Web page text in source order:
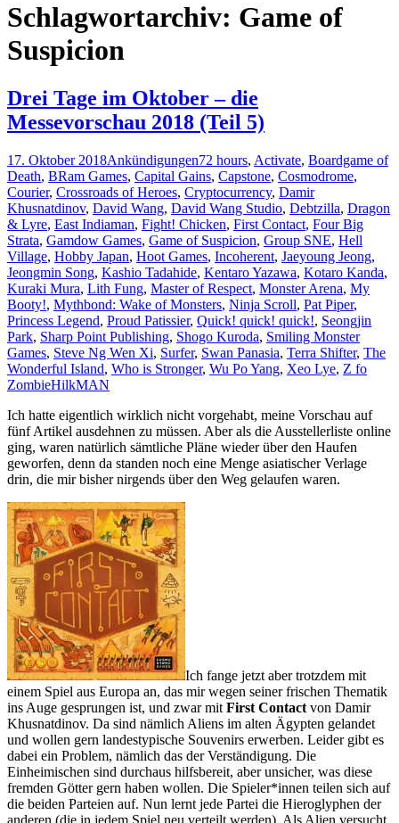
Schlagwortarchiv: Game of
Suspicion
Drei Tage im Oktober – die
Messevorschau 2018 (Teil 5)
17. Oktober 2018Ankündigungen72 hours, Activate, Boardgame of
Death, BRam Games, Capital Gains, Capstone, Cosmodrome,
Courier, Crossroads of Heroes, Cryptocurrency, Damir
Khusnatdinov, David Wang, David Wang Studio, Debtzilla, Dragon
& Lyre, East Indiaman, Fight! Chicken, First Contact, Four Big
Strata, Gamdow Games, Game of Suspicion, Group SNE, Hell
Village, Hobby Japan, Hoot Games, Incoherent, Jaeyoung Jeong,
Jeongmin Song, Kashio Tadahide, Kentaro Yazawa, Kotaro Kanda,
Kuraki Mura, Lith Fung, Master of Respect, Monster Arena, My
Booty!, Mythbond: Wake of Monsters, Ninja Scroll, Pat Piper,
Princess Legend, Proud Patissier, Quick! quick! quick!, Seongjin
Park, Sharp Point Publishing, Shogo Kuroda, Smiling Monster
Games, Steve Ng Wen Xi, Surfer, Swan Panasia, Terra Shifter, The
Wonderful Island, Who is Stronger, Wu Po Yang, Xeo Lye, Z fo
ZombieHilkMAN
Ich hatte eigentlich wirklich nicht vorgehabt, meine Vorschau auf
fünf Artikel ausdehnen zu müssen. Aber als die Ausstellerliste online
ging, waren natürlich sämtliche Pläne wieder über den Haufen
geworfen, denn da standen noch eine Menge asiatischer Verlage
drin, die mir bisher nirgends über den Weg gelaufen waren.
Ich fange jetzt aber trotzdem mit
einem Spiel aus Europa an, das mir wegen seiner frischen Thematik
ins Auge gesprungen ist, und zwar mit First Contact von Damir
Khusnatdinov. Da sind nämlich Aliens im alten Ägypten gelandet
und wollen gern landestypische Souvenirs erwerben. Leider gibt es
dabei ein Problem, nämlich das der Verständigung. Die
Einheimischen sind durchaus hilfsbereit, aber unsicher, was diese
fremden Götter gern haben wollen. Die Spieler*innen teilen sich auf
die beiden Parteien auf. Nun lernt jede Partei die Hieroglyphen der
anderen (die in jedem Spiel neu verteilt werden). Als Alien versucht